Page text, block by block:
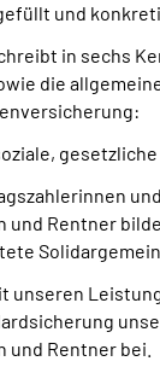
Mein
und
in sechs
die
und Rentner
unseren
und Rentner bei.